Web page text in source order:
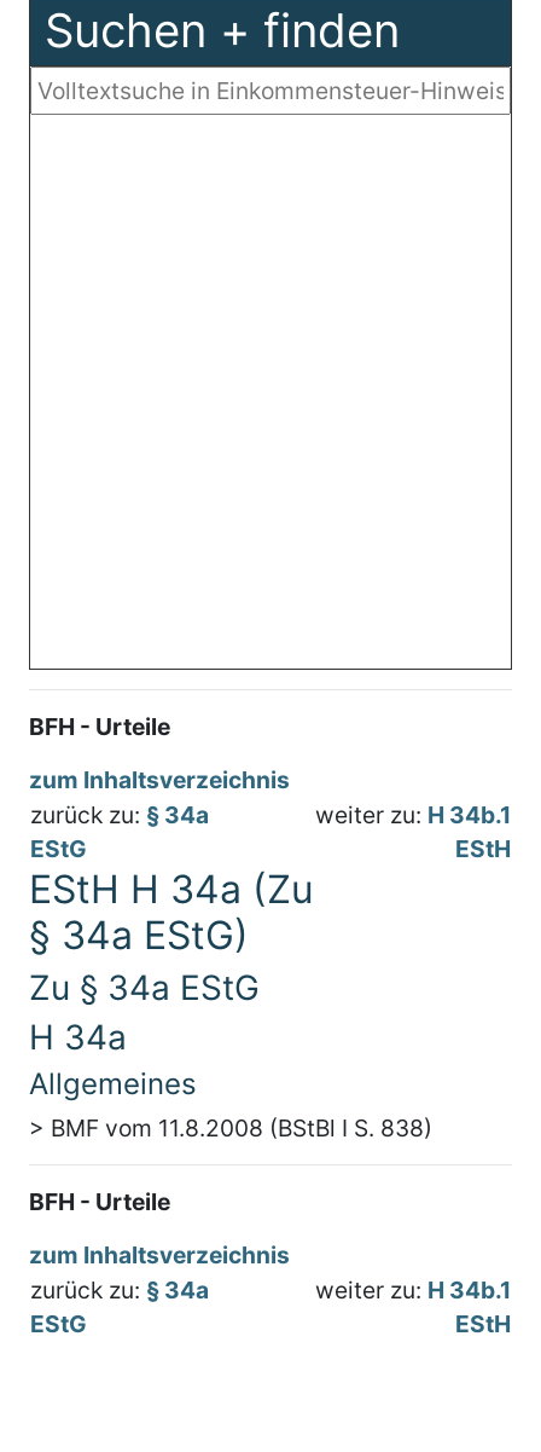
Suchen + finden
BFH - Urteile
zum Inhaltsverzeichnis
zurück zu: § 34a
EStG
weiter zu: H 34b.1
EStH
EStH H 34a (Zu
§ 34a EStG)
Zu § 34a EStG
H 34a
Allgemeines
> BMF vom 11.8.2008 (BStBl I S. 838)
BFH - Urteile
zum Inhaltsverzeichnis
zurück zu: § 34a
EStG
weiter zu: H 34b.1
EStH